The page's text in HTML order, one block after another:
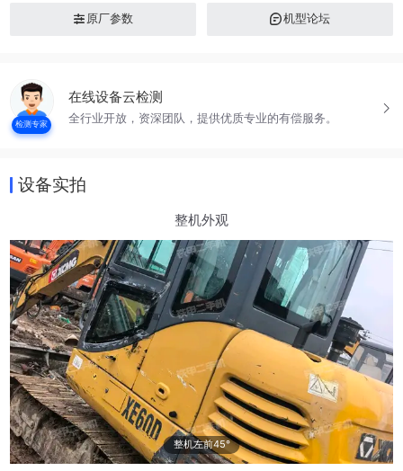
原厂参数 机型论坛
检测专家
在线设备云检测
全行业开放，资深团队，提供优质专业的有偿服务。
设备实拍
整机外观
整机左前45°